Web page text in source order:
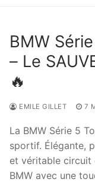
BMW
– Le
🔥
EMILE GILLET 7
La BMW Série 5
sportif. Élégante,
et véritable circuit
BMW avec une